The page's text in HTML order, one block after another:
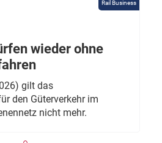
Rail Business
wieder ohne
gilt das
den Güterverkehr im
nicht mehr.